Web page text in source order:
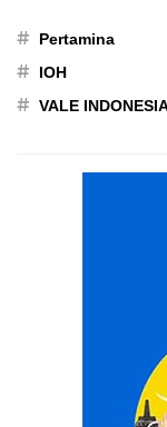
# Pertamina
# IOH
# VALE